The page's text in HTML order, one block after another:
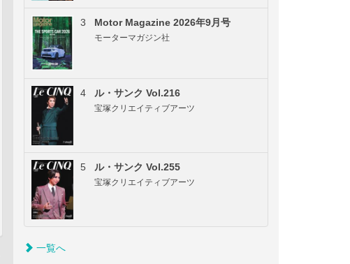
3 Motor Magazine 2026年9月号
モーターマガジン社
4 ル・サンク Vol.216
宝塚クリエイティブアーツ
5 ル・サンク Vol.255
宝塚クリエイティブアーツ
一覧へ